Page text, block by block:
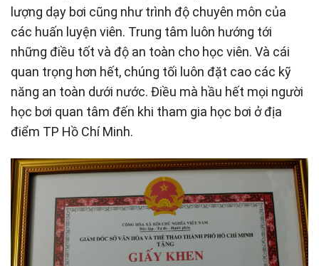
lượng dạy bơi cũng như trình độ chuyên môn của
các huấn luyện viên. Trung tâm luôn hướng tới
những điều tốt và độ an toàn cho học viên. Và cái
quan trọng hơn hết, chúng tối luôn đặt cao các kỹ
năng an toàn dưới nước. Điều mà hầu hết mọi người
học bơi quan tâm đến khi tham gia học bơi ở địa
điểm TP Hồ Chí Minh.